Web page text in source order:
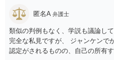
が、全課程を修了したという事実
点では、そのこと自体は過去の事
う。 問題は、証書そのものではな
て学籍を剥奪されたかどうか、と
証書自体の議論とは直接関係しな
匿名A 弁護士
類似の判例もなく、学説も議論し
完全な私見ですが、 ジャンケンで
認定がされるものの、自己の所有